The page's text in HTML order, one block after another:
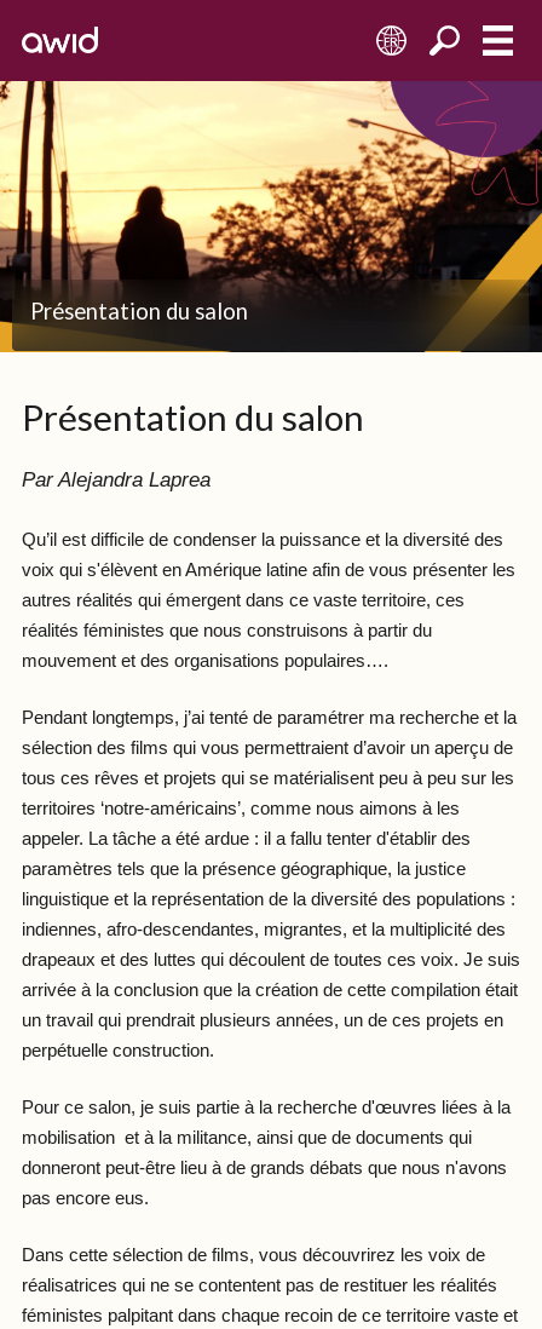
FR
Présentation du salon
Présentation du salon
Par Alejandra Laprea
Qu’il est difficile de condenser la puissance et la diversité des
voix qui s'élèvent en Amérique latine afin de vous présenter les
autres réalités qui émergent dans ce vaste territoire, ces
réalités féministes que nous construisons à partir du
mouvement et des organisations populaires….
Pendant longtemps, j’ai tenté de paramétrer ma recherche et la
sélection des films qui vous permettraient d’avoir un aperçu de
tous ces rêves et projets qui se matérialisent peu à peu sur les
territoires ‘notre-américains’, comme nous aimons à les
appeler. La tâche a été ardue : il a fallu tenter d'établir des
paramètres tels que la présence géographique, la justice
linguistique et la représentation de la diversité des populations :
indiennes, afro-descendantes, migrantes, et la multiplicité des
drapeaux et des luttes qui découlent de toutes ces voix. Je suis
arrivée à la conclusion que la création de cette compilation était
un travail qui prendrait plusieurs années, un de ces projets en
perpétuelle construction.
Pour ce salon, je suis partie à la recherche d'œuvres liées à la
mobilisation et à la militance, ainsi que de documents qui
donneront peut-être lieu à de grands débats que nous n'avons
pas encore eus.
Dans cette sélection de films, vous découvrirez les voix de
réalisatrices qui ne se contentent pas de restituer les réalités
féministes palpitant dans chaque recoin de ce territoire vaste et